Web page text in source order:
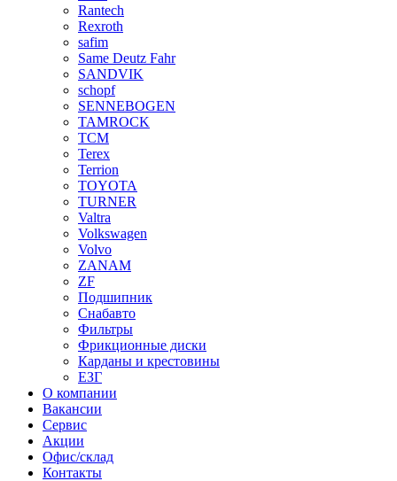
Rantech
Rexroth
safim
Same Deutz Fahr
SANDVIK
schopf
SENNEBOGEN
TAMROCK
TCM
Terex
Terrion
TOYOTA
TURNER
Valtra
Volkswagen
Volvo
ZANAM
ZF
Подшипник
Снабавто
Фильтры
Фрикционные диски
Карданы и крестовины
ЕЗГ
О компании
Вакансии
Сервис
Акции
Офис/склад
Контакты